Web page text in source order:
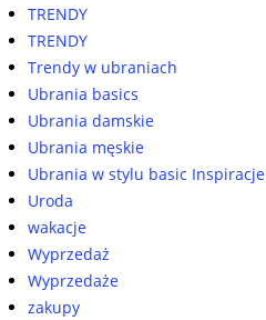
TRENDY
TRENDY
Trendy w ubraniach
Ubrania basics
Ubrania damskie
Ubrania męskie
Ubrania w stylu basic Inspiracje
Uroda
wakacje
Wyprzedaż
Wyprzedaże
zakupy